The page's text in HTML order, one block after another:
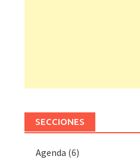
SECCIONES
Agenda (6)